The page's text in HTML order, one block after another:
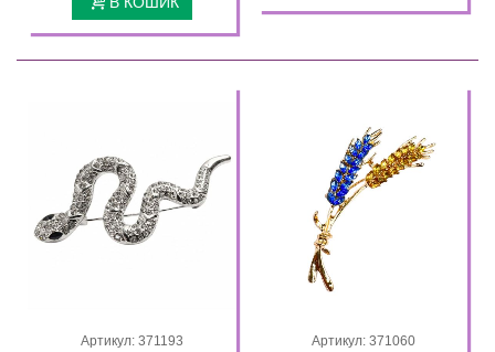
Артикул: 371193 Артикул: 371060